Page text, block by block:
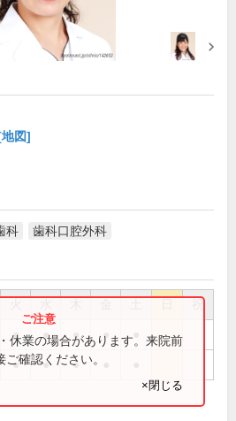
図]
科 歯科口腔外科
祝
● ● ● ●
● ● ●
休業の場合があります。来院前
確認ください。
×閉じる